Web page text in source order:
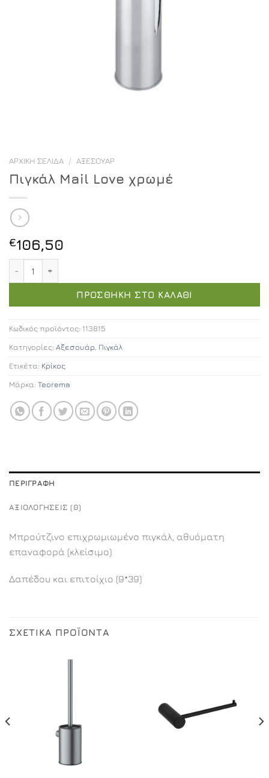
ΑΡΧΙΚΉ ΣΕΛΊΔΑ / ΑΞΕΣΟΥΆΡ
Πιγκάλ Mail Love χρωμέ
€106,50
ΠΡΟΣΘΉΚΗ ΣΤΟ ΚΑΛΆΘΙ
Κωδικός προϊόντος: 113815
Κατηγορίες: Αξεσουάρ Πιγκάλ
Ετικέτα: Κρίκος
Μάρκα: Teorema
ΠΕΡΙΓΡΑΦΉ
ΑΞΙΟΛΟΓΉΣΕΙΣ (0)
Μπρούτζινο επιχρωμιωμένο πιγκάλ, αθυόματη
επαναφορά (κλείσιμο)
Δαπέδου και επιτοίχιο (9*39)
ΣΧΕΤΙΚΆ ΠΡΟΪΌΝΤΑ